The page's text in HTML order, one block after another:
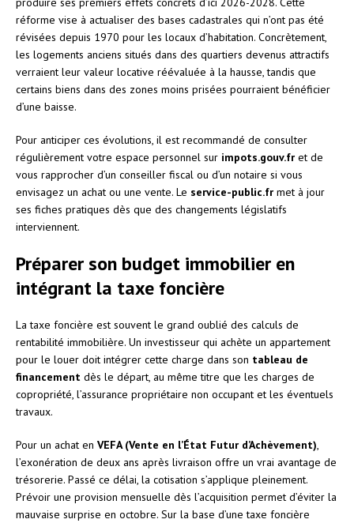
réforme vise à actualiser des bases cadastrales qui n’ont pas été
révisées depuis 1970 pour les locaux d’habitation. Concrètement,
les logements anciens situés dans des quartiers devenus attractifs
verraient leur valeur locative réévaluée à la hausse, tandis que
certains biens dans des zones moins prisées pourraient bénéficier
d’une baisse.
Pour anticiper ces évolutions, il est recommandé de consulter
régulièrement votre espace personnel sur impots.gouv.fr et de
vous rapprocher d’un conseiller fiscal ou d’un notaire si vous
envisagez un achat ou une vente. Le service-public.fr met à jour
ses fiches pratiques dès que des changements législatifs
interviennent.
Préparer son budget immobilier en
intégrant la taxe foncière
La taxe foncière est souvent le grand oublié des calculs de
rentabilité immobilière. Un investisseur qui achète un appartement
pour le louer doit intégrer cette charge dans son tableau de
financement dès le départ, au même titre que les charges de
copropriété, l’assurance propriétaire non occupant et les éventuels
travaux.
Pour un achat en VEFA (Vente en l’État Futur d’Achèvement)
l’exonération de deux ans après livraison offre un vrai avantage de
trésorerie. Passé ce délai, la cotisation s’applique pleinement.
Prévoir une provision mensuelle dès l’acquisition permet d’éviter la
mauvaise surprise en octobre. Sur la base d’une taxe foncière